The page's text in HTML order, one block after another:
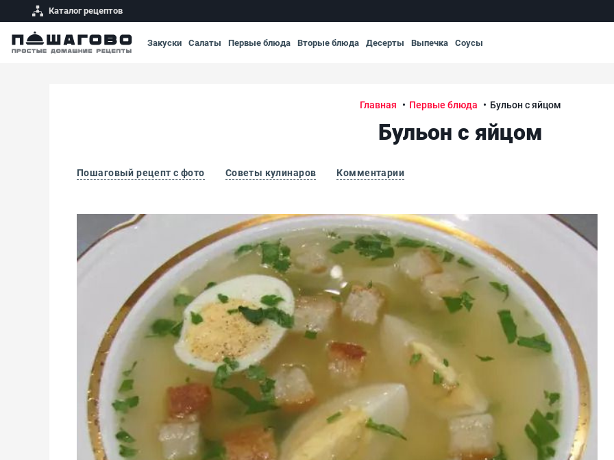
Каталог рецептов
Закуски Салаты Первые блюда Вторые блюда Десерты Выпечка Соусы
Главная Первые блюда Бульон с яйцом
Бульон с яйцом
Пошаговый рецепт с фото Советы кулинаров Комментарии
Бульон с яйцом